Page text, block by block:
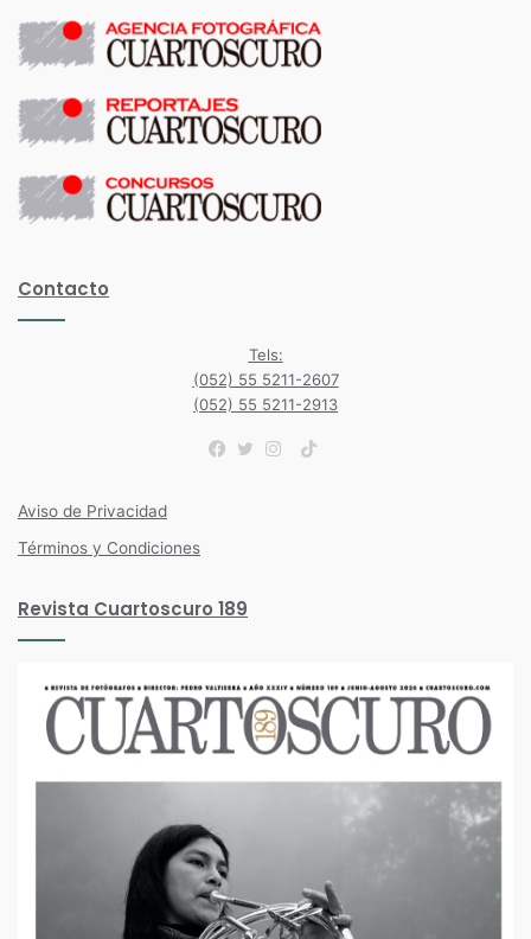
Contacto
Tels:
(052) 55 5211-2607
(052) 55 5211-2913
TikTok
Aviso de Privacidad
Términos y Condiciones
Revista Cuartoscuro 189